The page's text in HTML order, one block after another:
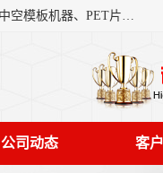
艾斯曼(张家港)技术工程设备有限公司是一家以新型建材生产设备生产制造，公司的主要经营产品有塑料中空模板机器、PET片材设备、可降解餐盒设备、树脂瓦设备、管材生产线、琉璃瓦设备等，艾斯曼机械在国内及国外享有较高盛誉拥有众多长期合作的老客户。
公司动态 客